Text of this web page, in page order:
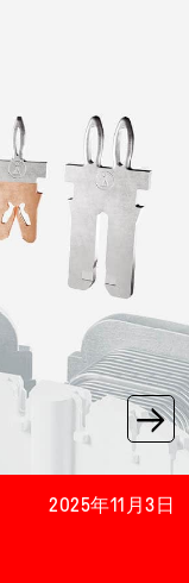
→
2025年11月3日